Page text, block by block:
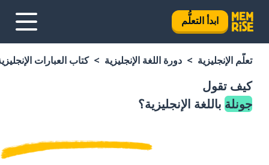
ابدأ التعلُّم
تعلَّم الإنجليزية دورة اللغة الإنجليزية كتاب العبارات
كيف تقول
جونلة باللغة الإنجليزية؟